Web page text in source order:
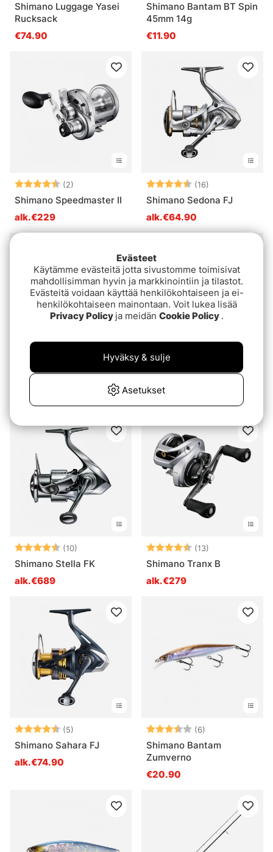
Shimano Luggage Yasei
Rucksack
€74.90
Shimano Bantam BT Spin
45mm 14g
€11.90
Arvio: (2)
4.5 5:sta tähdestä
Shimano Speedmaster II
alk.€229
Arvio: (16)
Shimano Sedona FJ
alk.€64.90
Shimano Exsence
Fortuna 75F 7,5cm 8g
€11.90
Shimano TX1 Banana &
Arvio: (10)
4.6 5:sta tähdestä
Shimano Stella FK
alk.€689
Arvio: (13)
Shimano Tranx B
alk.€279
Arvio: (5)
4.6 5:sta tähdestä
Shimano Sahara FJ
alk.€74.90
Arvio: (6)
Shimano Bantam
Zumverno
€20.90
Evästeet
Käytämme evästeitä jotta sivustomme toimisivat
mahdollisimman hyvin ja markkinointiin ja tilastot.
Evästeitä voidaan käyttää henkilökohtaiseen ja ei-
henkilökohtaiseen mainontaan. Voit lukea lisää
Privacy Policy ja meidän Cookie Policy .
Asetukset
Hyväksy & sulje